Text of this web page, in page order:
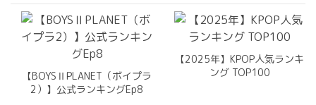
【BOYSⅡPLANET（ボイプラ
2）】公式ランキングEp8
【2025年】KPOP人気ランキ
ング TOP100